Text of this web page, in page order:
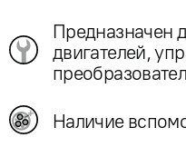
Предназначен
двигателей,
Наличие